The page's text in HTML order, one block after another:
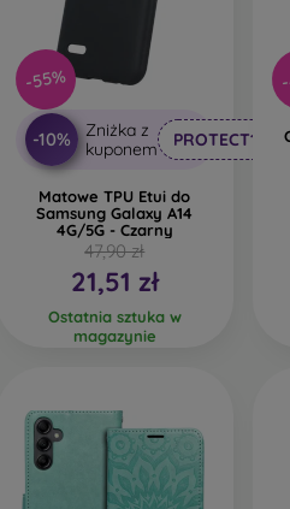
-55%
-10%
Zniżka z
kuponem
PROTECT10
Matowe TPU Etui do
Samsung Galaxy A14
4G/5G - Czarny
47,90 zł
21,51 zł
Ostatnia sztuka w
magazynie